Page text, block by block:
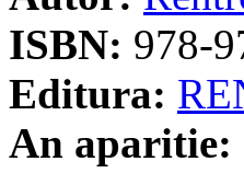
ISBN: 978-
Editura:
An aparitie: